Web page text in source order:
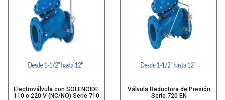
Electroválvula con SOLENOIDE
110 o 220 V (NC/NO) Serie 710
Válvula Reductora de Presión
Serie 720 EN